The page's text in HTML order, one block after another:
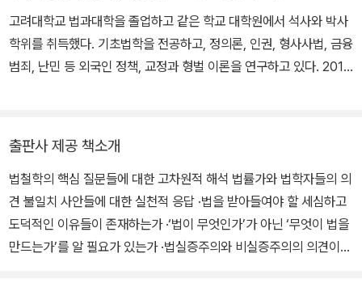
관련해서 <네이버 프레미엄 서비스>에 정기적으로 기고를 하고 있
다. 공저로 《철학자의 서재》, 《삐뚤빼뚤 철학하기》, 《우리와 헤겔철
학》 등이 있으며, J. 이뽈리뜨의 《헤겔의 정신현상학》(1/공역, 2), A.
존재론Ⅰ,Ⅱ》(2, 3, 4/공역), 《무엇이 법을 만드는가》(공역) 등 다수의
고려대학교 법과대학을 졸업하고 같은 학교 대학원에서 석사와 박사
학위를 취득했다. 기초법학을 전공하고, 정의론, 인권, 형사사법, 금융
범죄, 난민 등 외국인 정책, 교정과 형벌 이론을 연구하고 있다. 2010
형법, 형사소송법, 인권 등을 강의하고, 2022년부터 중앙일보 <나는
고발한다> 필진으로 참여하는 등 우리 사회 인권과 정의를 위한 언론
및 각종 토론 활동에 적극적으로 나서고 있다. 공저로 『계엄, 내란 그
리고 민주주의』, 『교정판례백선』, 『법의 딜레마』, 『법의 미래』, 『법,
모더니즘과 포스트모더니즘 너머에』 등이 있으며, 『차별이란 무엇인
출판사 제공 책소개
법철학의 핵심 질문들에 대한 고차원적 해석 법률가와 법학자들의 의
견 불일치 사안들에 대한 실천적 응답 ·법을 받아들여야 할 세심하고
도덕적인 이유들이 존재하는가 ·‘법이 무엇인가’가 아닌 ‘무엇이 법을
만드는가’를 알 필요가 있는가 ·법실증주의와 비실증주의의 의견이